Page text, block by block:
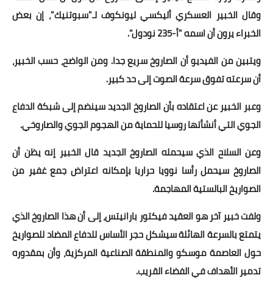
البوابة التعليمية
المزيد
اقتصاد
حكاية صورة
بداية tv
حوادث
وقال الخبير العسكري أليكسي ليونكوف لـ"سبوتنيك"، إن بعض
الخبراء يرون أن اسمه "أ-235 نودول".
ويتبين من الفيديو أن الصاروخ سريع جدا. ومن الواضح، حسب الخبير،
أن سرعته تفوق سرعة الصوت إلى حد كبير.
وعبر الخبير عن اعتقاده بأن الصاروخ الجديد سينضم إلى شبكة الدفاع
الجوي التي أنشأتها روسيا للحماية من الهجوم الجوي والصاروخي.
وعن السلاح الذي سيحمله الصاروخ الجديد قال الخبير إنه يظن أن
الصاروخ سيحمل رأسا نوويا حراريا بإمكانه اعتراض جمع غفير من
الصواريخ البالستية المهاجمة.
ولفت خبير آخر هو العقيد فيكتور بارانيتس، إلى أن هذا الصاروخ الذي
يتمتع بالسرعة الهائلة سيشكل حجر الأساس للدفاع المضاد للصواريخ
حول العاصمة موسكو والمنطقة الصناعية المركزية، وأن بمقدوره
تدمير الأهداف في الفضاء القريب.